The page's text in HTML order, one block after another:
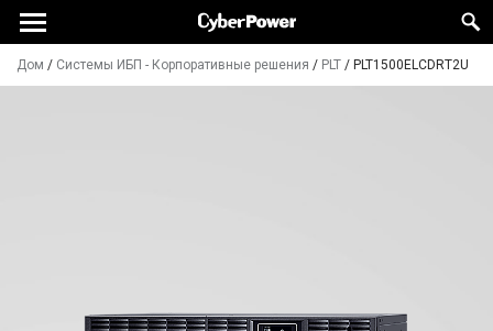
Дом / Системы ИБП - Корпоративные решения / PLT / PLT1500ELCDRT2U